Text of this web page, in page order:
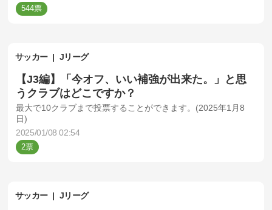
544
サッカー Jリーグ
【J3編】「今オフ、いい補強が出来た。」と思
うクラブはどこですか？
最大で10クラブまで投票することができます。(2025年1月8
日)
2025/01/08 02:54
2
サッカー Jリーグ